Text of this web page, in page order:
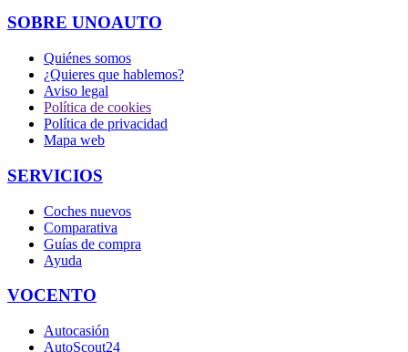
SOBRE UNOAUTO
Quiénes somos
¿Quieres que hablemos?
Aviso legal
Política de cookies
Política de privacidad
Mapa web
SERVICIOS
Coches nuevos
Comparativa
Guías de compra
Ayuda
VOCENTO
Autocasión
AutoScout24